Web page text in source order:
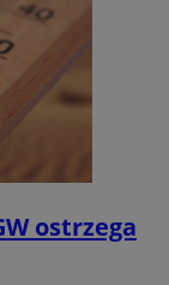
ostrzega